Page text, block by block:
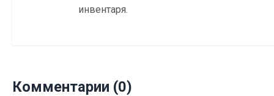
инвентаря.
Комментарии (0)